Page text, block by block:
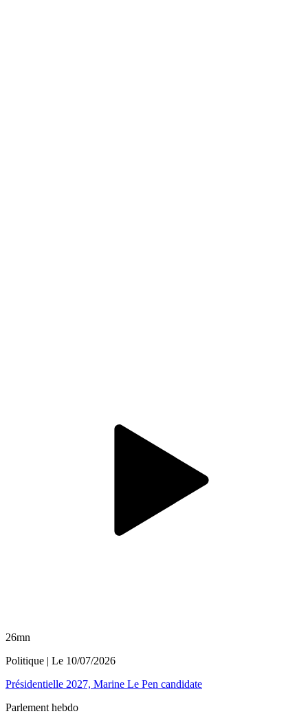
26mn
Politique | Le 10/07/2026
Présidentielle 2027, Marine Le Pen candidate
Parlement hebdo